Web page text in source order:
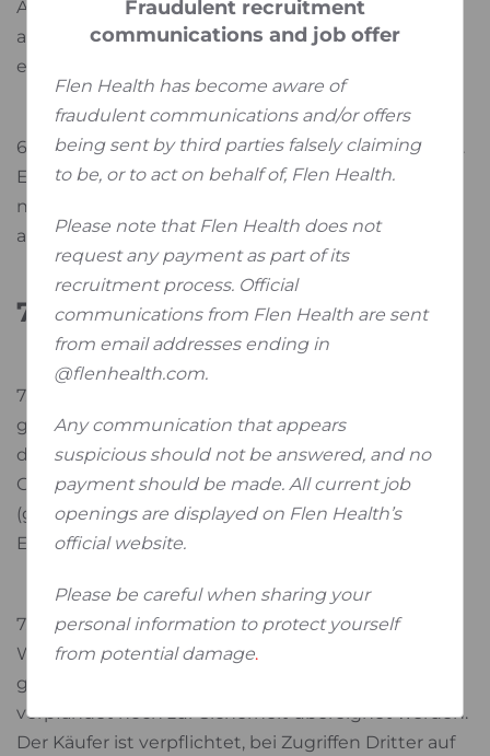
Ansprüche des Käufers auf Schadensersatz sind
ausgeschlossen, ohne dass ein Ausgleich
einzuräumen ist.
6.7 Ansprüche des Käufers auf Schadensersatz bzw.
Ersatz vergeblicher Aufwendungen bestehen nur
nach Maßgabe von Ziffer 8 und sind im Übrigen
ausgeschlossen
7. Eigentumsvorbehalt
7.1 Bis zur vollständigen Bezahlung aller unserer
gegenwärtigen und künftigen Forderungen aus
dem Kaufvertrag und der laufenden
Geschäftsbeziehung
(gesicherte Forderungen) behalten wir uns das
Eigentum an den verkauften Waren vor.
7.2 Die unter Eigentumsvorbehalt stehenden
Waren dürfen vor vollständiger Bezahlung der
gesicherten Forderungen weder an Dritte
verpfändet noch zur Sicherheit übereignet werden.
Der Käufer ist verpflichtet, bei Zugriffen Dritter auf
Fraudulent recruitment
communications and job offer
Flen Health has become aware of
fraudulent communications and/or offers
being sent by third parties falsely claiming
to be, or to act on behalf of, Flen Health.
Please note that Flen Health does not
request any payment as part of its
recruitment process. Official
communications from Flen Health are sent
from email addresses ending in
@flenhealth.com.
Any communication that appears
suspicious should not be answered, and no
payment should be made. All current job
openings are displayed on Flen Health’s
official website.
Please be careful when sharing your
personal information to protect yourself
from potential damage.